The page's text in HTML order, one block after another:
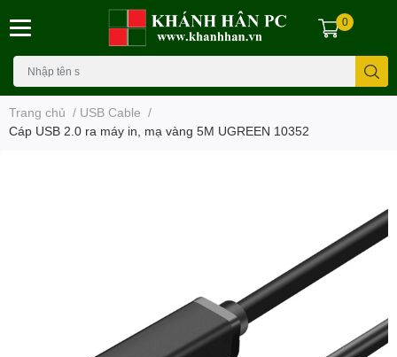
0
Trang chủ / USB Cable /
Cáp USB 2.0 ra máy in, mạ vàng 5M UGREEN 10352